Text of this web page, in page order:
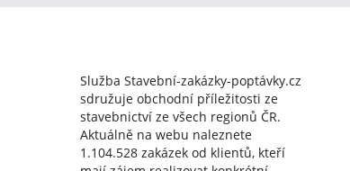
Služba Stavební-zakázky-poptávky.cz
sdružuje obchodní příležitosti ze
stavebnictví ze všech regionů ČR.
Aktuálně na webu naleznete
1.104.528 zakázek od klientů, kteří